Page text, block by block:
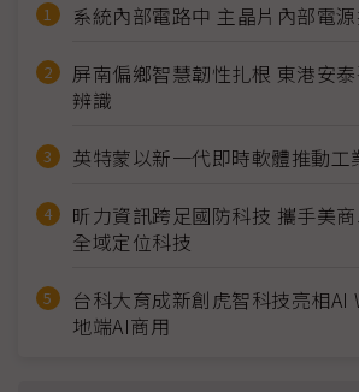
系統內部電路中 主晶片內部電
屏南偏鄉智慧韌性扎根 東港安
辨識
英特蒙以新一代即時軟體推動工
昕力資訊跨足國防科技 攜手美
全域定位科技
台科大育成新創虎智科技亮相AI
地端AI商用